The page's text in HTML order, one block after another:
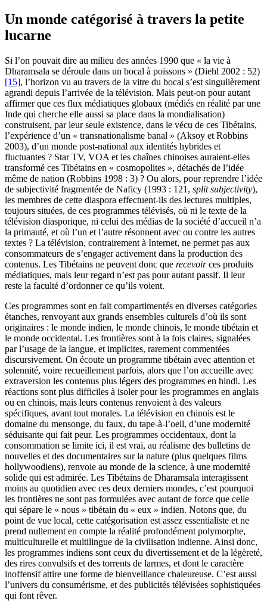
Un monde catégorisé à travers la petite
lucarne
Si l’on pouvait dire au milieu des années 1990 que « la vie à
Dharamsala se déroule dans un bocal à poissons » (Diehl 2002 : 52)
[15], l’horizon vu au travers de la vitre du bocal s’est singulièrement
agrandi depuis l’arrivée de la télévision. Mais peut-on pour autant
affirmer que ces flux médiatiques globaux (médiés en réalité par une
Inde qui cherche elle aussi sa place dans la mondialisation)
construisent, par leur seule existence, dans le vécu de ces Tibétains,
l’expérience d’un « transnationalisme banal » (Aksoy et Robbins
2003), d’un monde post-national aux identités hybrides et
fluctuantes ? Star TV, VOA et les chaînes chinoises auraient-elles
transformé ces Tibétains en « cosmopolites », détachés de l’idée
même de nation (Robbins 1998 : 3) ? Ou alors, pour reprendre l’idée
de subjectivité fragmentée de Naficy (1993 : 121, split subjectivity),
les membres de cette diaspora effectuent-ils des lectures multiples,
toujours situées, de ces programmes télévisés, où ni le texte de la
télévision diasporique, ni celui des médias de la société d’accueil n’a
la primauté, et où l’un et l’autre résonnent avec ou contre les autres
textes ? La télévision, contrairement à Internet, ne permet pas aux
consommateurs de s’engager activement dans la production des
contenus. Les Tibétains ne peuvent donc que recevoirces produits
médiatiques, mais leur regard n’est pas pour autant passif. Il leur
reste la faculté d’ordonner ce qu’ils voient.
Ces programmes sont en fait compartimentés en diverses catégories
étanches, renvoyant aux grands ensembles culturels d’où ils sont
originaires : le monde indien, le monde chinois, le monde tibétain et
le monde occidental. Les frontières sont à la fois claires, signalées
par l’usage de la langue, et implicites, rarement commentées
discursivement. On écoute un programme tibétain avec attention et
solennité, voire recueillement parfois, alors que l’on accueille avec
extraversion les contenus plus légers des programmes en hindi. Les
réactions sont plus difficiles à isoler pour les programmes en anglais
ou en chinois, mais leurs contenus renvoient à des valeurs
spécifiques, avant tout morales. La télévision en chinois est le
domaine du mensonge, du faux, du tape-à-l’oeil, d’une modernité
séduisante qui fait peur. Les programmes occidentaux, dont la
consommation se limite ici, il est vrai, au réalisme des bulletins de
nouvelles et des documentaires sur la nature (plus quelques films
hollywoodiens), renvoie au monde de la science, à une modernité
solide qui est admirée. Les Tibétains de Dharamsala interagissent
moins au quotidien avec ces deux derniers mondes, c’est pourquoi
les frontières ne sont pas formulées avec autant de force que celle
qui sépare le « nous » tibétain du « eux » indien. Notons que, du
point de vue local, cette catégorisation est assez essentialiste et ne
prend nullement en compte la réalité profondément polymorphe,
multiculturelle et multilingue de la civilisation indienne. Ainsi donc,
les programmes indiens sont ceux du divertissement et de la légèreté,
des rires convulsifs et des torrents de larmes, et dont le caractère
inoffensif attire une forme de bienveillance chaleureuse. C’est aussi
l’univers du consumérisme, et des publicités télévisées sophistiquées
qui font rêver.